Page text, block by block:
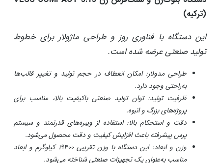
(ترکیه)
این دستگاه با فناوری روز و طراحی ماژولار برای خطوط
تولید صنعتی عرضه شده است.
طراحی مدولار: امکان انعطاف در حجم تولید و تغییر قالب‌ها
به‌راحتی وجود دارد.
ظرفیت تولید: توان تولید صنعتی باکیفیت بالا، مناسب برای
پروژه‌های بزرگ و انبوه.
دقت و استحکام بالا: استفاده از ویبره‌های قدرتمند و سیستم
پرس پیشرفته باعث افزایش کیفیت و دقت محصول می‌شود.
وزن و ابعاد: این دستگاه با وزن تقریبی ۱۹۴۰۰ کیلوگرم و ابعاد
مناسب به‌عنوان یک تجهیزات صنعتی شناخته می‌شود.